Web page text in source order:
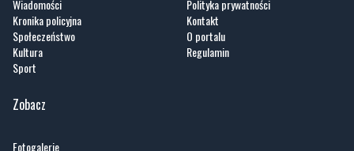
Wiadomości
Kronika policyjna
Społeczeństwo
Kultura
Sport
Polityka prywatności
Kontakt
O portalu
Regulamin
Zobacz
Fotogalerie